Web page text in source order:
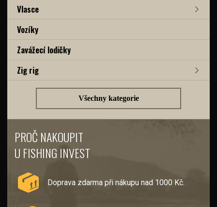
Vlasce
Vozíky
Zavážecí lodičky
Zig rig
Všechny kategorie
PROČ NAKOUPIT
U FISHING INVEST
Doprava zdarma při nákupu nad 1000 Kč.